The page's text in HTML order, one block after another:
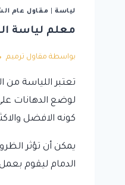
لياسة| مقاول عام
معلم لياسة الخبر ت: 05371606000 واجهات لياسة ملونة الشرقية –
بواسطة مقاول ترميم
تعتبر اللياسة من
لوضع الدهانات
كونه الافضل
يمكن أن تؤثر
الدمام ليقوم